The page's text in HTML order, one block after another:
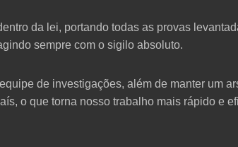
da lei, portando todas as provas
sempre com o sigilo absoluto.
de investigações, além de manter um
o que torna nosso trabalho mais rápido e